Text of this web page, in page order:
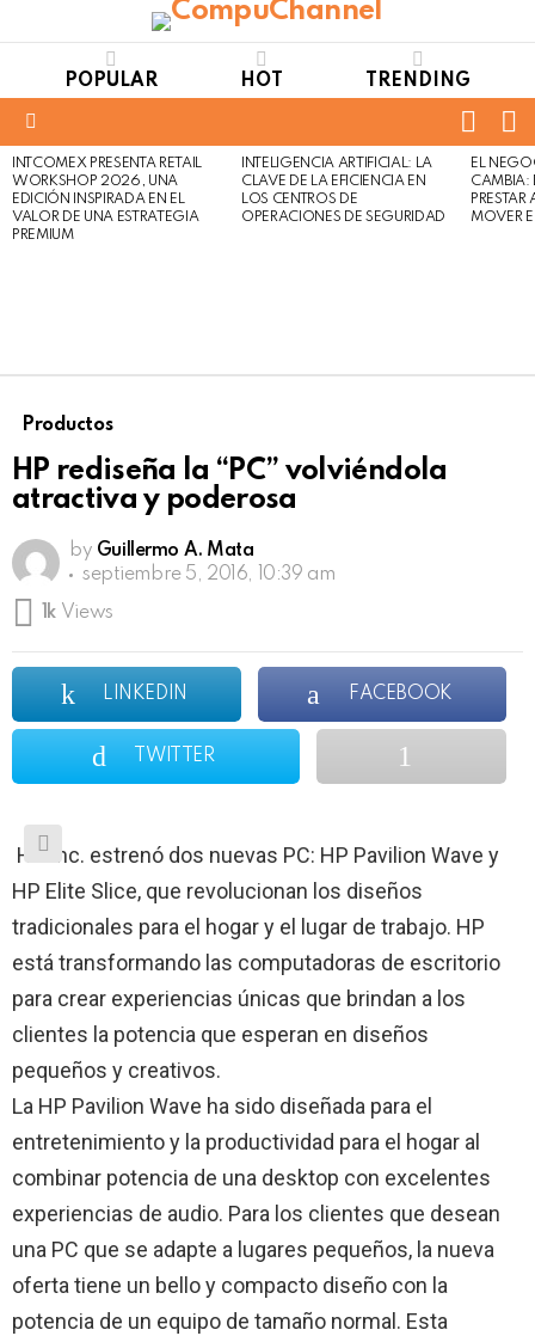
POPULAR HOT TRENDING
LATEST
STORIES
INTCOMEX PRESENTA RETAIL
WORKSHOP 2026, UNA
EDICIÓN INSPIRADA EN EL
VALOR DE UNA ESTRATEGIA
PREMIUM
INTELIGENCIA ARTIFICIAL: LA
CLAVE DE LA EFICIENCIA EN
LOS CENTROS DE
OPERACIONES DE SEGURIDAD
EL
CAMBIA:
MOVER
Productos
HP rediseña la “PC” volviéndola
atractiva y poderosa
by Guillermo A. Mata
septiembre 5, 2016, 10:39 am
1k Views
LINKEDIN FACEBOOK
TWITTER
HP Inc. estrenó dos nuevas PC: HP Pavilion Wave y
HP Elite Slice, que revolucionan los diseños
tradicionales para el hogar y el lugar de trabajo. HP
está transformando las computadoras de escritorio
para crear experiencias únicas que brindan a los
clientes la potencia que esperan en diseños
pequeños y creativos.
La HP Pavilion Wave ha sido diseñada para el
entretenimiento y la productividad para el hogar al
combinar potencia de una desktop con excelentes
experiencias de audio. Para los clientes que desean
una PC que se adapte a lugares pequeños, la nueva
oferta tiene un bello y compacto diseño con la
potencia de un equipo de tamaño normal. Esta